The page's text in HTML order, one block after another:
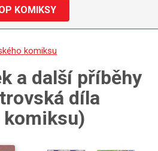
KOMIKSY
komiksu
a další příběhy
díla
komiksu)